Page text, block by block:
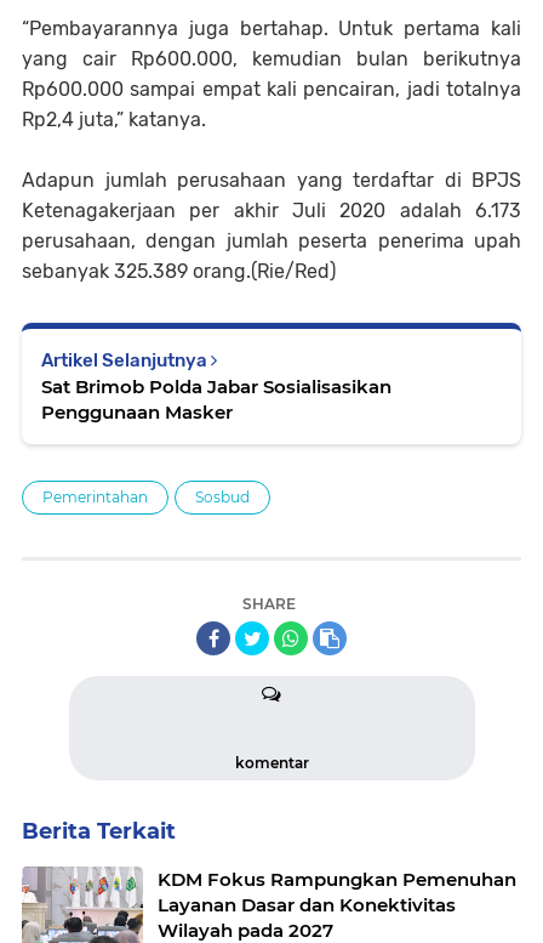
“Pembayarannya juga bertahap. Untuk pertama kali
yang cair Rp600.000, kemudian bulan berikutnya
Rp600.000 sampai empat kali pencairan, jadi totalnya
Rp2,4 juta,” katanya.
Adapun jumlah perusahaan yang terdaftar di BPJS
Ketenagakerjaan per akhir Juli 2020 adalah 6.173
perusahaan, dengan jumlah peserta penerima upah
sebanyak 325.389 orang.(Rie/Red)
Artikel Selanjutnya
Sat Brimob Polda Jabar Sosialisasikan
Penggunaan Masker
Pemerintahan Sosbud
SHARE
komentar
Berita Terkait
KDM Fokus Rampungkan Pemenuhan
Layanan Dasar dan Konektivitas
Wilayah pada 2027